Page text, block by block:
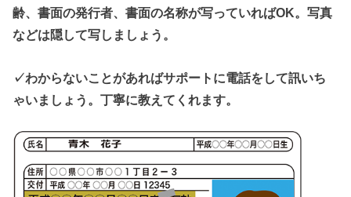
齢、書面の発行者、書面の名称が写っていればOK。写真
などは隠して写しましょう。
✓わからないことがあればサポートに電話をして訊いち
ゃいましょう。丁寧に教えてくれます。